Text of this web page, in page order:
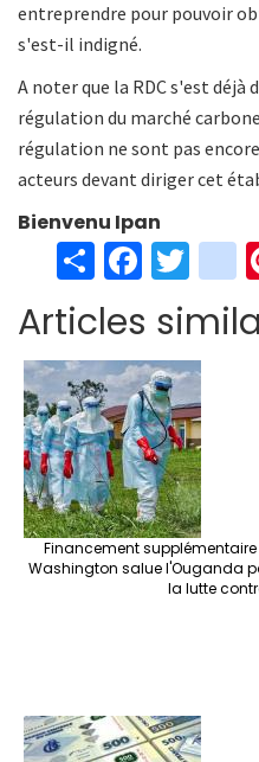
entreprendre pour pouvoir
s'est-il indigné.
A noter que la RDC s'est déjà
régulation du marché
régulation ne sont pas
acteurs devant diriger cet
Bienvenu Ipan
S
h
ar
e
Fa
ce
b
o
o
k
T
wi
tt
er
Articles
Financement
Washington salue l'Ouganda
la lutte